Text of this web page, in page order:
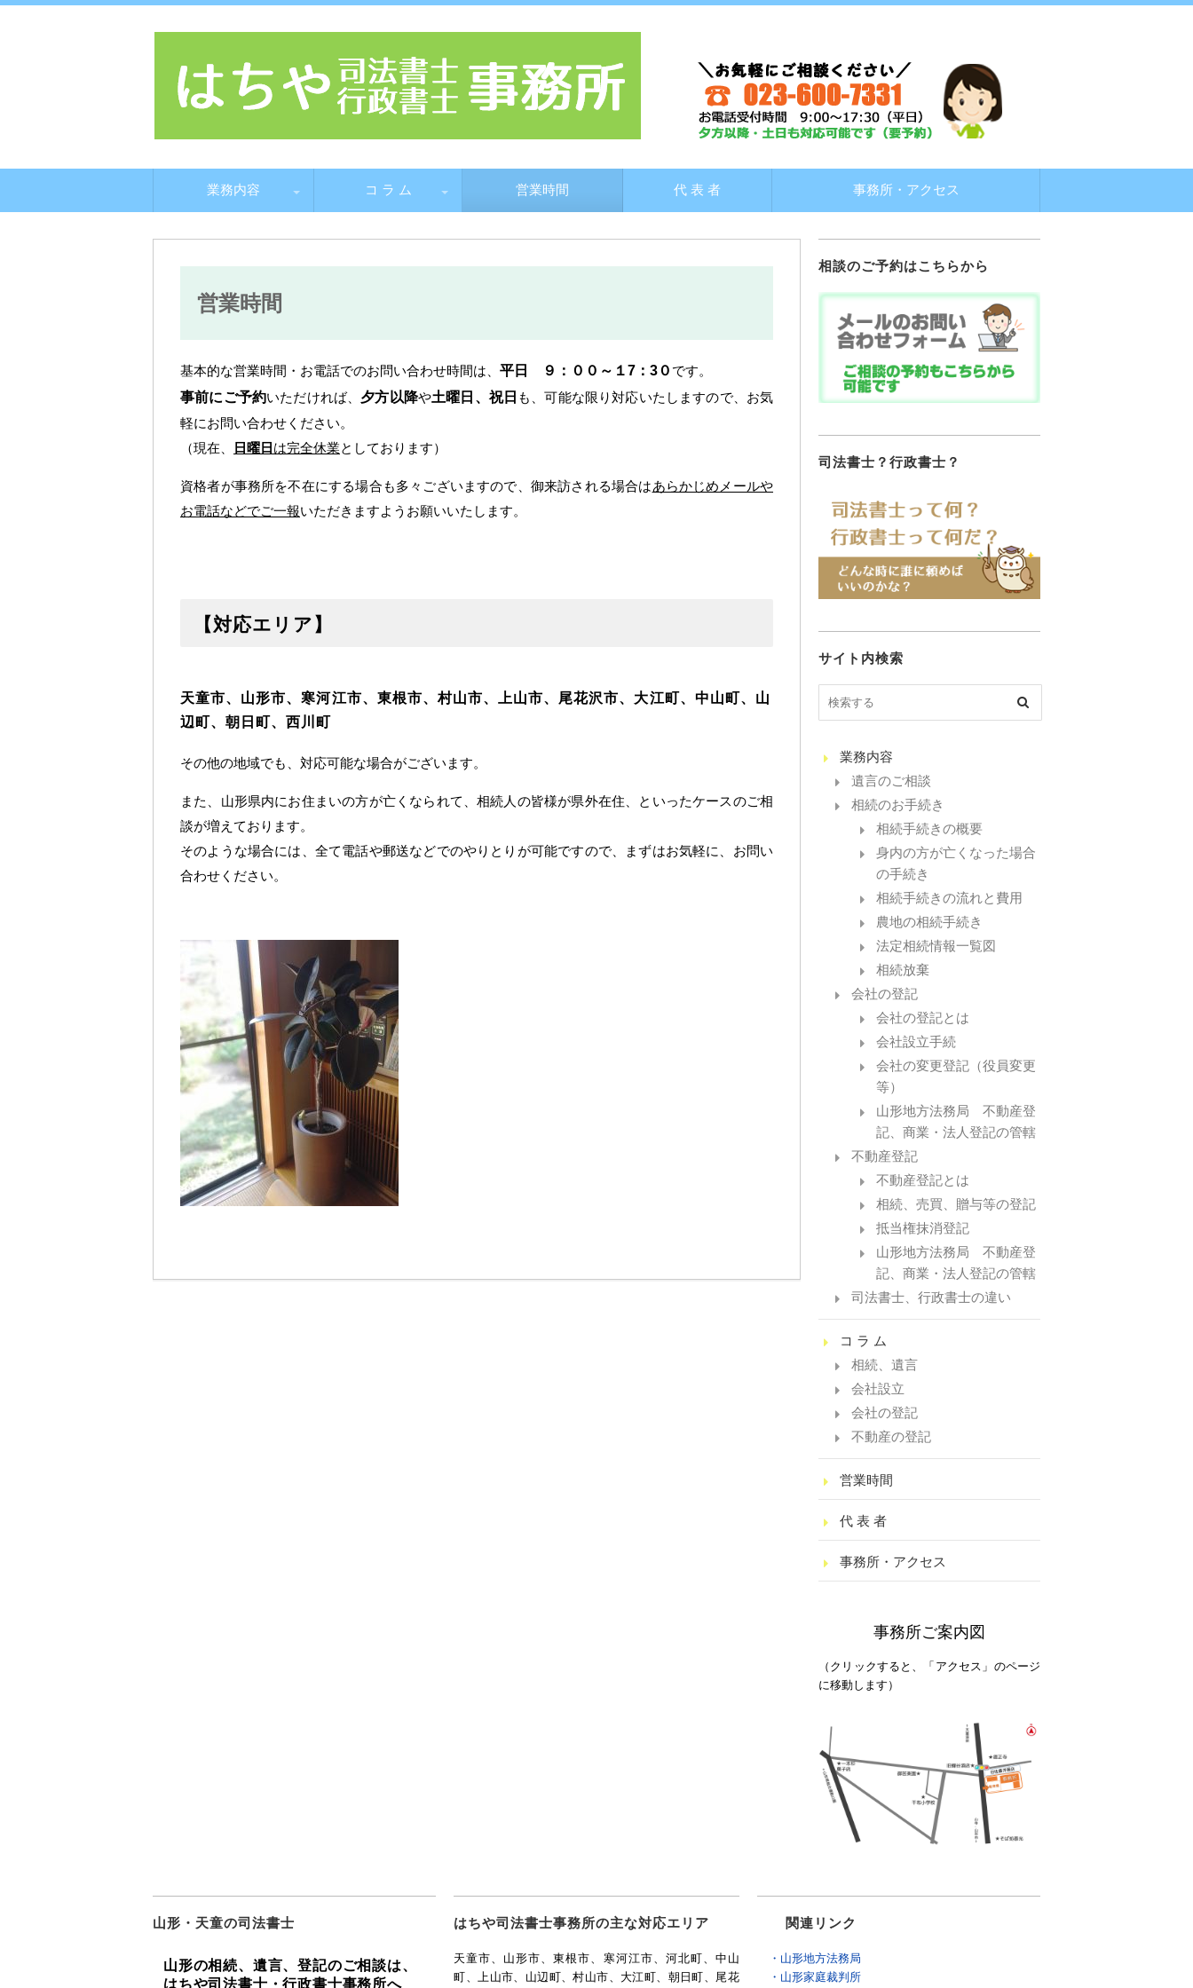
山形県天童市 はちや司法書士・行政書士事務所
業務内容
き
業・法人登記の管轄
業・法人登記の管轄
コ ラ ム 営業時間 代 表 者 事務所・アクセス
営業時間
基本的な営業時間・お電話でのお問い合わせ時間は、 平日 ９：００～１7：3０ です。
事前にご予約いただければ、 夕方以降や土曜日、祝日 も、可能な限り対応いたしますので、お気
軽にお問い合わせください。
（現在、
日曜日 は完全休業としております）
資格者が事務所を不在にする場合も多々ございますので、御来訪される場合はあらかじめメールや
お電話などでご一報いただきますようお願いいたします。
【対応エリア】
天童市、山形市、寒河江市、東根市、村山市、上山市、尾花沢市、大江町、中山町、山
辺町、朝日町、西川町
その他の地域でも、対応可能な場合がございます。
また、山形県内にお住まいの方が亡くなられて、相続人の皆様が県外在住、といったケースのご相
談が増えております。
そのような場合には、全て電話や郵送などでのやりとりが可能ですので、まずはお気軽に、お問い
合わせください。
相談のご予約はこちらから
司法書士？行政書士？
サイト内検索
業務内容
遺言のご相談
相続のお手続き
相続手続きの概要
身内の方が亡くなった場合
の手続き
相続手続きの流れと費用
農地の相続手続き
法定相続情報一覧図
相続放棄
会社の登記
会社の登記とは
会社設立手続
会社の変更登記（役員変更
等）
山形地方法務局 不動産登
記、商業・法人登記の管轄
不動産登記
不動産登記とは
相続、売買、贈与等の登記
抵当権抹消登記
山形地方法務局 不動産登
記、商業・法人登記の管轄
司法書士、行政書士の違い
コ ラ ム
相続、遺言
会社設立
会社の登記
不動産の登記
営業時間
代 表 者
事務所・アクセス
事務所ご案内図
（クリックすると、「アクセス」のページ
に移動します）
山形・天童の司法書士
山形の相続、遺言、登記のご相談は、
はちや司法書士・行政書士事務所へ
はちや司法書士事務所の主な対応エリア
天童市、山形市、東根市、寒河江市、河北町、中山
町、上山市、山辺町、村山市、大江町、朝日町、尾花
関連リンク
・山形地方法務局
・山形家庭裁判所